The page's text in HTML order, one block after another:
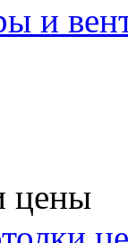
и
цены